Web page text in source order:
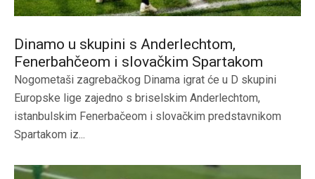
Dinamo u skupini s Anderlechtom,
Fenerbahčeom i slovačkim Spartakom
Nogometaši zagrebačkog Dinama igrat će u D skupini
Europske lige zajedno s briselskim Anderlechtom,
istanbulskim Fenerbačeom i slovačkim predstavnikom
Spartakom iz...